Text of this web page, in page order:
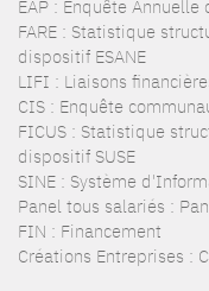
EAP : Enquête Annuelle
FARE : Statistique
dispositif ESANE
LIFI : Liaisons
CIS : Enquête
FICUS : Statistique
dispositif SUSE
SINE : Système
Panel tous salariés :
FIN : Financement
Créations Entreprises :